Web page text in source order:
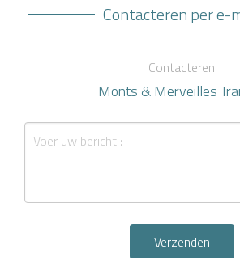
Contacteren per e-
Contacteren
Monts & Merveilles
Verzenden